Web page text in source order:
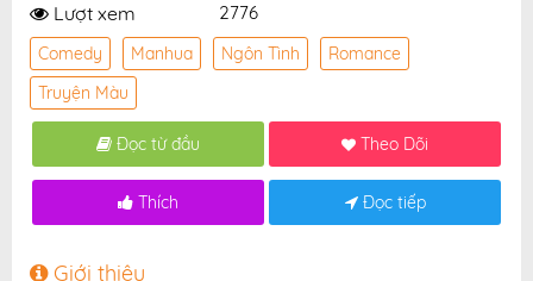
Lượt xem 2776
Comedy Manhua Ngôn Tình
Romance
Truyện Màu
Đọc từ đầu Theo Dõi
Thích Đọc tiếp
Giới thiệu